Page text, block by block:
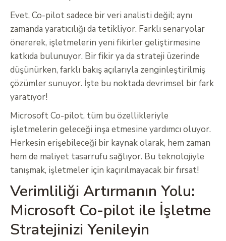
Evet, Co-pilot sadece bir veri analisti değil; aynı
zamanda yaratıcılığı da tetikliyor. Farklı senaryolar
önererek, işletmelerin yeni fikirler geliştirmesine
katkıda bulunuyor. Bir fikir ya da strateji üzerinde
düşünürken, farklı bakış açılarıyla zenginleştirilmiş
çözümler sunuyor. İşte bu noktada devrimsel bir fark
yaratıyor!
Microsoft Co-pilot, tüm bu özellikleriyle
işletmelerin geleceği inşa etmesine yardımcı oluyor.
Herkesin erişebileceği bir kaynak olarak, hem zaman
hem de maliyet tasarrufu sağlıyor. Bu teknolojiyle
tanışmak, işletmeler için kaçırılmayacak bir fırsat!
Verimliliği Artırmanın Yolu:
Microsoft Co-pilot ile İşletme
Stratejinizi Yenileyin